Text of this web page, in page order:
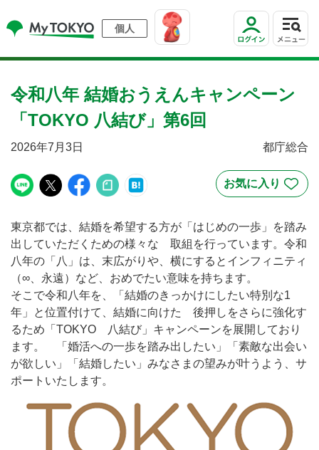
個人
令和八年 結婚おうえんキャンペーン
「TOKYO 八結び」第6回
2026年7月3日 都庁総合
東京都では、結婚を希望する方が「はじめの一歩」を踏み
出していただくための様々な 取組を行っています。令和
八年の「八」は、末広がりや、横にするとインフィニティ
（∞、永遠）など、おめでたい意味を持ちます。
そこで令和八年を、「結婚のきっかけにしたい特別な1
年」と位置付けて、結婚に向けた 後押しをさらに強化す
るため「TOKYO 八結び」キャンペーンを展開しており
ます。 「婚活への一歩を踏み出したい」「素敵な出会い
が欲しい」「結婚したい」みなさまの望みが叶うよう、サ
ポートいたします。